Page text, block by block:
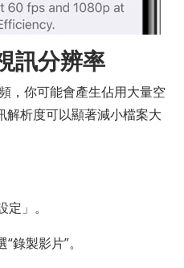
訊分辨率
，你可能會產生佔用大量空
解析度可以顯著減小檔案大
」。
錄製影片”。